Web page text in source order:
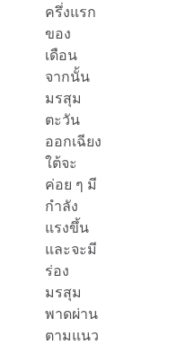
ครึ่งแรก
ของ
เดือน
จากนั้น
มรสุม
ตะวัน
ออกเฉียง
ใต้จะ
ค่อย ๆ มี
กำลัง
แรงขึ้น
และจะมี
ร่อง
มรสุม
พาดผ่าน
ตามแนว